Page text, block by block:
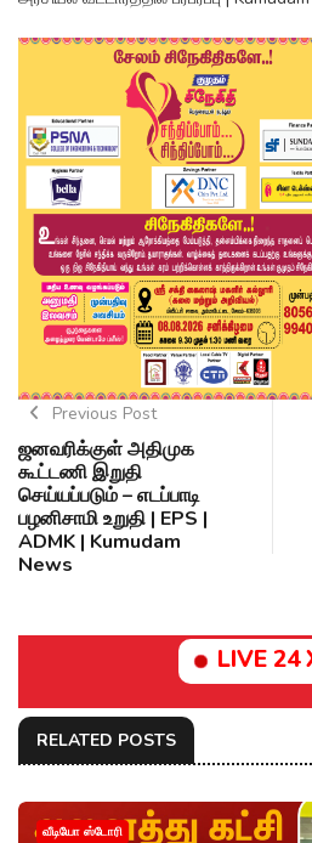
Previous Post
ஜனவரிக்குள் அதிமுக
கூட்டணி இறுதி
செய்யப்படும் – எடப்பாடி
பழனிசாமி உறுதி | EPS |
ADMK | Kumudam
News
LIVE 24
RELATED POSTS
வீடியோ ஸ்டோரி